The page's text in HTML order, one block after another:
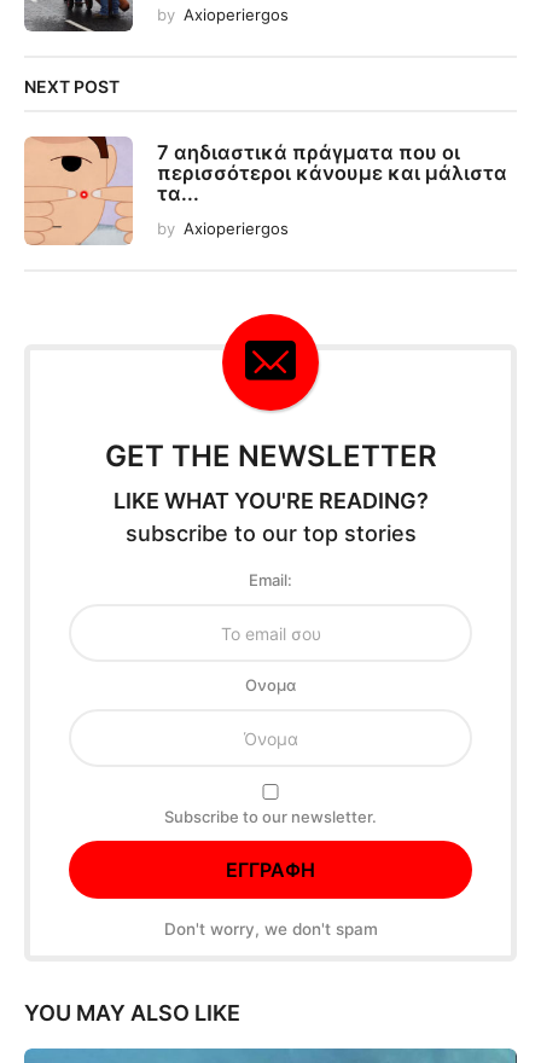
by Axioperiergos
NEXT POST
7 αηδιαστικά πράγματα που οι
περισσότεροι κάνουμε και μάλιστα
τα...
by Axioperiergos
GET THE NEWSLETTER
LIKE WHAT YOU'RE READING?
subscribe to our top stories
Email:
Oνομα
Subscribe to our newsletter.
Don't worry, we don't spam
YOU MAY ALSO LIKE